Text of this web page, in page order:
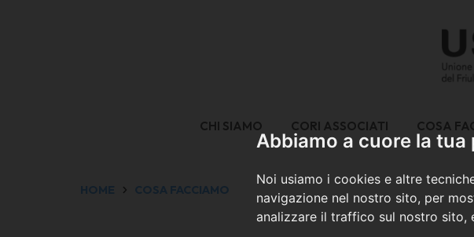
Abbiamo a cuore la tua
Noi usiamo i cookies e altre
navigazione nel nostro sito, per
analizzare il traffico sul nostro sito,
CHI SIAMO CORI ASSOCIATI COSA
HOME COSA FACCIAMO